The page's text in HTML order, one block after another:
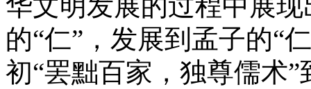
的“仁”，发展到孟子的“
初“罢黜百家，独尊儒术